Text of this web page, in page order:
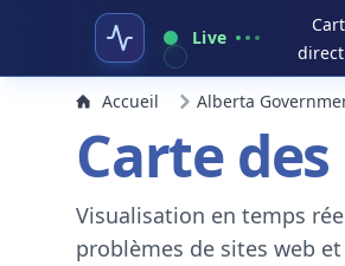
Live
direct
Accueil Alberta
Carte
Visualisation en temps
problèmes de sites web